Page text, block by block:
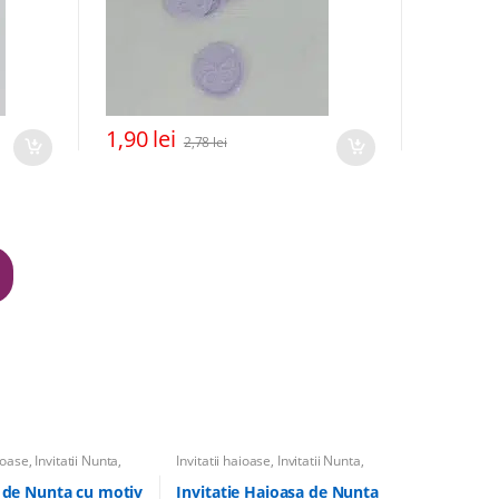
1,90lei 2,78lei
, Invitatii Nunta,
cu calatorii
Nunta cu motiv
Invitatii haioase, Invitatii Nunta,
Invitatii de nunta cu calatorii
Invitatie Haioasa de Nunta